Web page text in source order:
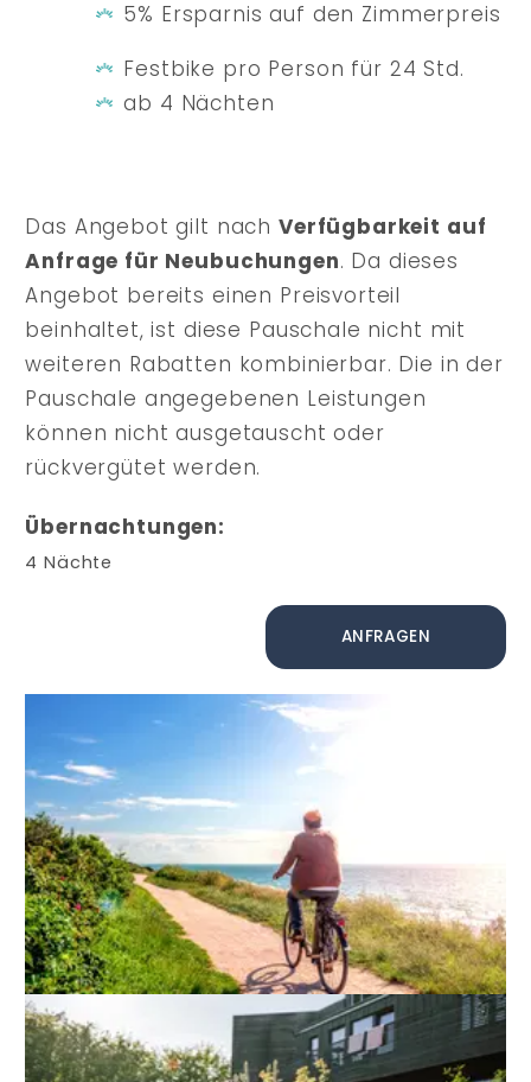
5% Ersparnis auf den Zimmerpreis
Festbike pro Person für 24 Std.
ab 4 Nächten
Das Angebot gilt nach Verfügbarkeit auf
Anfrage für Neubuchungen. Da dieses
Angebot bereits einen Preisvorteil
beinhaltet, ist diese Pauschale nicht mit
weiteren Rabatten kombinierbar. Die in der
Pauschale angegebenen Leistungen
können nicht ausgetauscht oder
rückvergütet werden.
Übernachtungen
4 Nächte
ANFRAGEN